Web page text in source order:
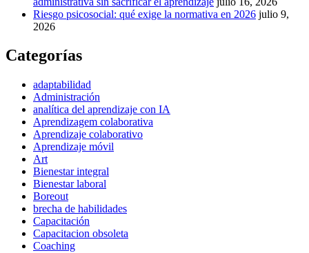
Riesgo psicosocial: qué exige la normativa en 2026 julio 9,
2026
Categorías
adaptabilidad
Administración
analítica del aprendizaje con IA
Aprendizagem colaborativa
Aprendizaje colaborativo
Aprendizaje móvil
Art
Bienestar integral
Bienestar laboral
Boreout
brecha de habilidades
Capacitación
Capacitacion obsoleta
Coaching